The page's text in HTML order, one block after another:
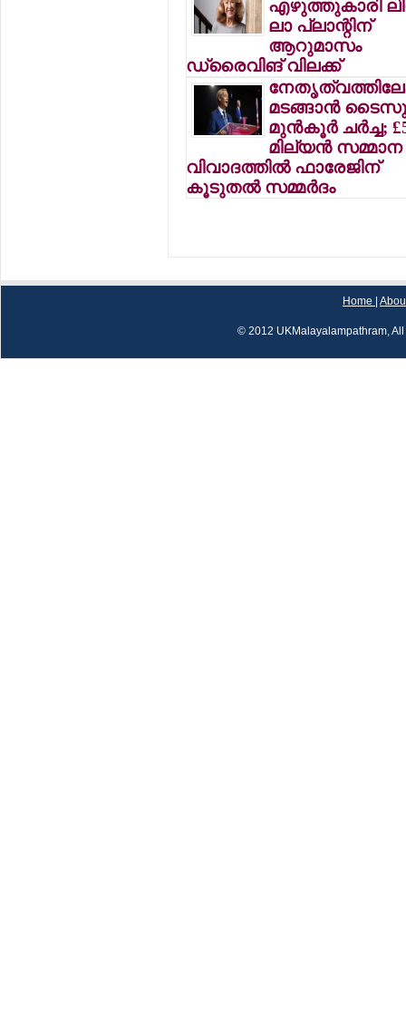
എഴുത്തുകാരി
ലാ പ്ലാന്റിന്
ആറുമാസം
ഡ്രൈവിങ് വിലക്ക്
മടങ്ങാന്‍
മുന്‍കൂര്‍ ചര്‍ച്ച;
മില്യന്‍ സമ്മാന
വിവാദത്തില്‍ ഫാരേജിന്
കൂടുതല്‍ സമ്മര്‍ദം
Home
© 2012 UKMalayalampathram,